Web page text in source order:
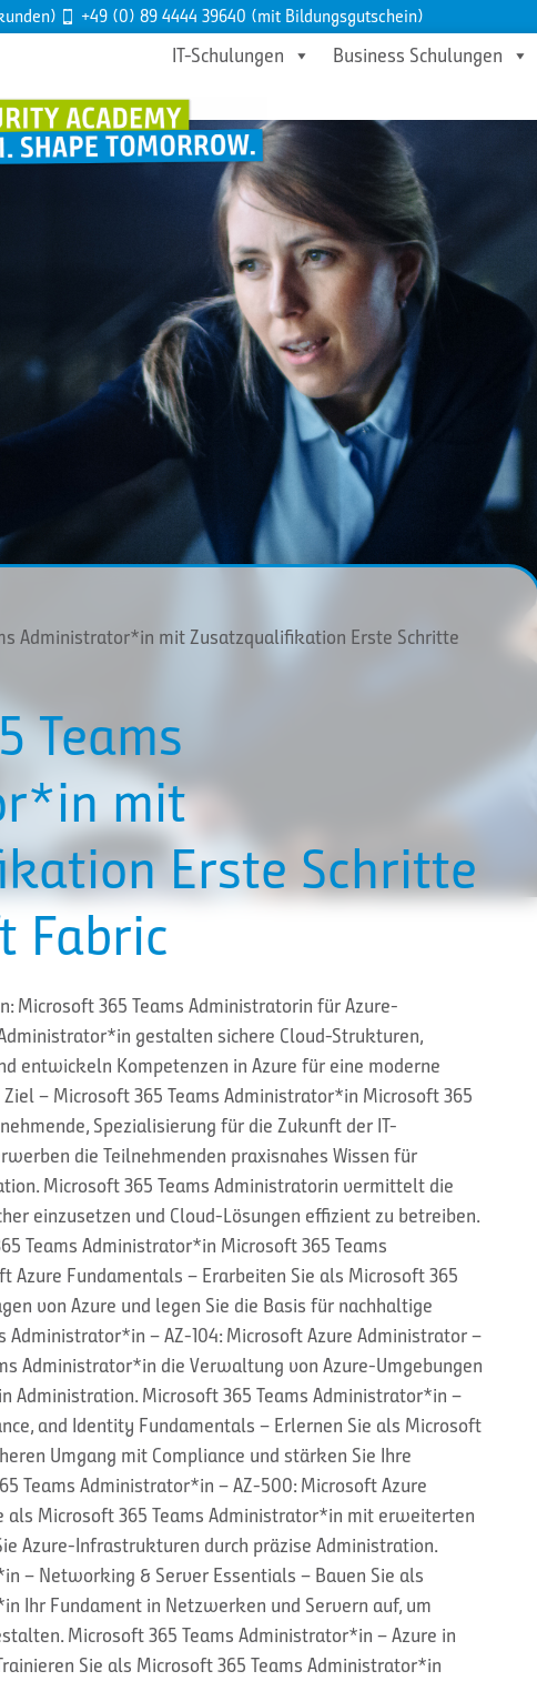
+49 (0) 89 4444 39640 (mit Bildungsgutschein)
IT-Schulungen Business Schulungen
Administrator*in mit Zusatzqualifikation Erste Schritte
Teams
mit
Erste Schritte
Fabric
Microsoft 365 Teams Administratorin für Azure-
gestalten sichere Cloud-Strukturen,
entwickeln Kompetenzen in Azure für eine moderne
– Microsoft 365 Teams Administrator*in Microsoft 365
Spezialisierung für die Zukunft der IT-
die Teilnehmenden praxisnahes Wissen für
Microsoft 365 Teams Administratorin vermittelt die
einzusetzen und Cloud-Lösungen effizient zu betreiben.
Teams Administrator*in Microsoft 365 Teams
Azure Fundamentals – Erarbeiten Sie als Microsoft 365
von Azure und legen Sie die Basis für nachhaltige
Administrator*in – AZ-104: Microsoft Azure Administrator –
Administrator*in die Verwaltung von Azure-Umgebungen
Administration. Microsoft 365 Teams Administrator*in –
and Identity Fundamentals – Erlernen Sie als Microsoft
Umgang mit Compliance und stärken Sie Ihre
Teams Administrator*in – AZ-500: Microsoft Azure
als Microsoft 365 Teams Administrator*in mit erweiterten
Azure-Infrastrukturen durch präzise Administration.
– Networking & Server Essentials – Bauen Sie als
Ihr Fundament in Netzwerken und Servern auf, um
Microsoft 365 Teams Administrator*in – Azure in
Sie als Microsoft 365 Teams Administrator*in